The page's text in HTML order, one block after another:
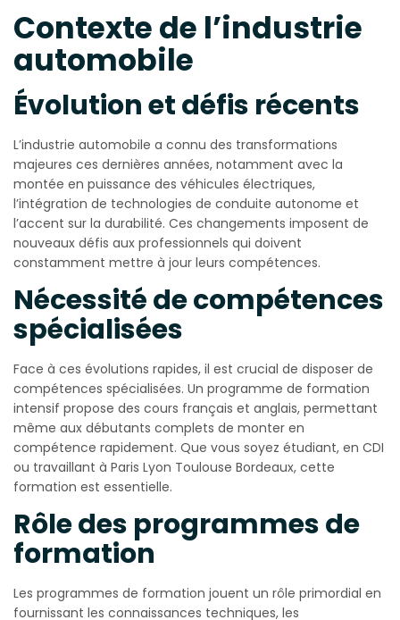
Contexte de l’industrie
automobile
Évolution et défis récents
L’industrie automobile a connu des transformations
majeures ces dernières années, notamment avec la
montée en puissance des véhicules électriques,
l’intégration de technologies de conduite autonome et
l’accent sur la durabilité. Ces changements imposent de
nouveaux défis aux professionnels qui doivent
constamment mettre à jour leurs compétences.
Nécessité de compétences
spécialisées
Face à ces évolutions rapides, il est crucial de disposer de
compétences spécialisées. Un programme de formation
intensif propose des cours français et anglais, permettant
même aux débutants complets de monter en
compétence rapidement. Que vous soyez étudiant, en CDI
ou travaillant à Paris Lyon Toulouse Bordeaux, cette
formation est essentielle.
Rôle des programmes de
formation
Les programmes de formation jouent un rôle primordial en
fournissant les connaissances techniques, les